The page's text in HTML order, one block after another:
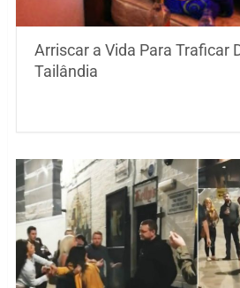
Arriscar a Vida Para Traficar
Tailândia